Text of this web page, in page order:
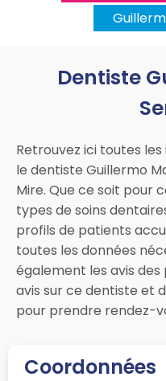
Dentiste
Retrouvez ici toutes
le dentiste Guillermo
Mire. Que ce soit pour
types de soins
profils de patients
toutes les données
également les avis
avis sur ce dentiste et
pour prendre rendez-
Coordonnées